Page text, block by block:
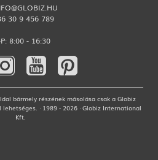
30 9 456 789
8:00 - 16:30
bármely részének másolása csak a Globiz
· 1989 - 2026 · Globiz International
Kft.